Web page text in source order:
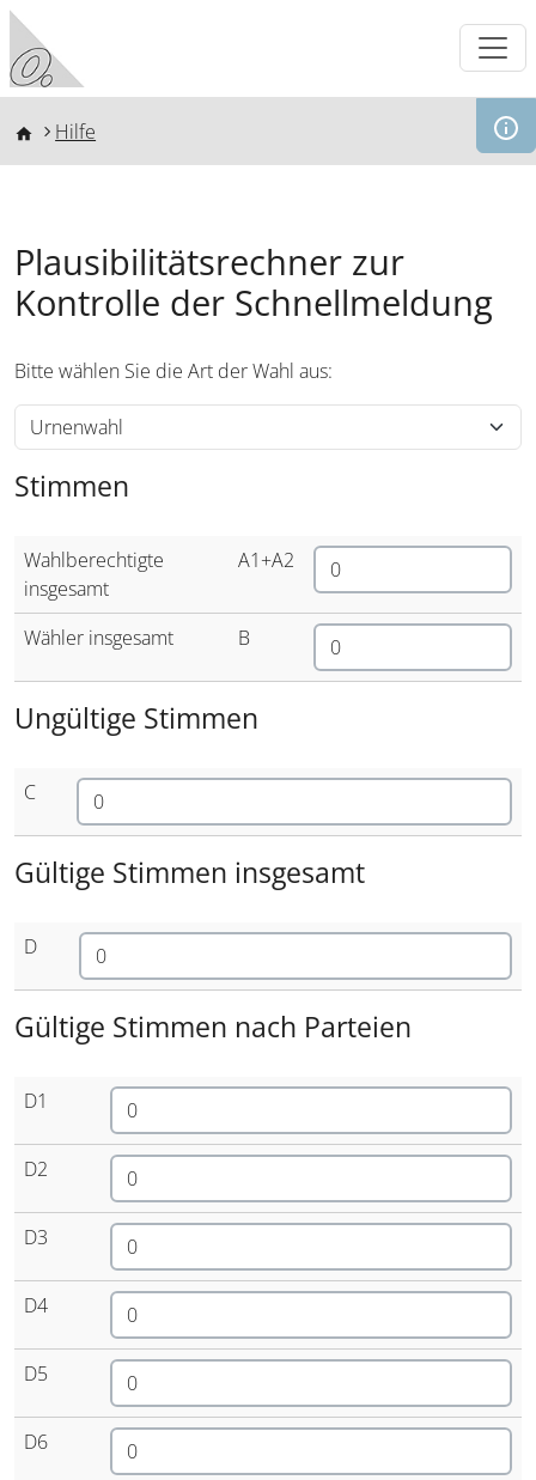
Direkt zum Inhalt
Pfadnavigation
Hilfe
Plausibilitätsrechner zur
Kontrolle der Schnellmeldung
Bitte wählen Sie die Art der Wahl aus:
Stimmen
Wahlberechtigte
insgesamt
A1+A2
Wähler insgesamt B
Ungültige Stimmen
C
Gültige Stimmen insgesamt
D
Gültige Stimmen nach Parteien
D1
D2
D3
D4
D5
D6